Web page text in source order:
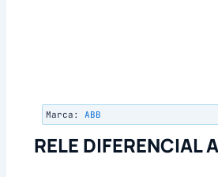
Marca: ABB
RELE DIFERENCIAL